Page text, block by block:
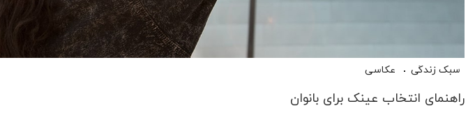
سبک زندگی عکاسی
راهنمای انتخاب عینک برای بانوان